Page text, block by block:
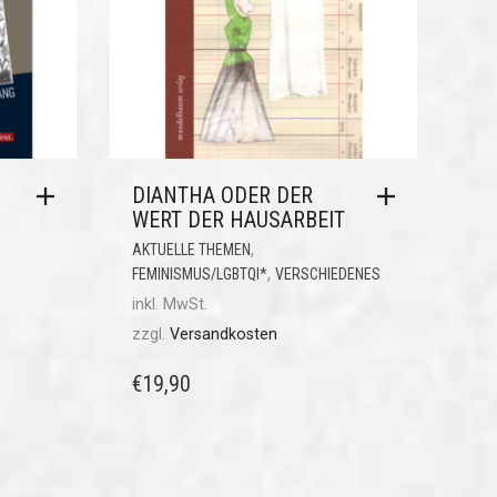
DIANTHA ODER DER
WERT DER HAUSARBEIT
AKTUELLE THEMEN,
FEMINISMUS/LGBTQI*, VERSCHIEDENES
inkl. MwSt.
zzgl. Versandkosten
€19,90